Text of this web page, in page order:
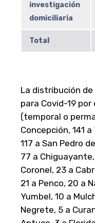
investigación
domiciliaria
Total
La distribución
para Covid-19
(temporal o
Concepción, 141
117 a San Pedro
77 a
Coronel, 23 a
21 a Penco, 20 a
Yumbel, 10 a
Negrete, 5 a